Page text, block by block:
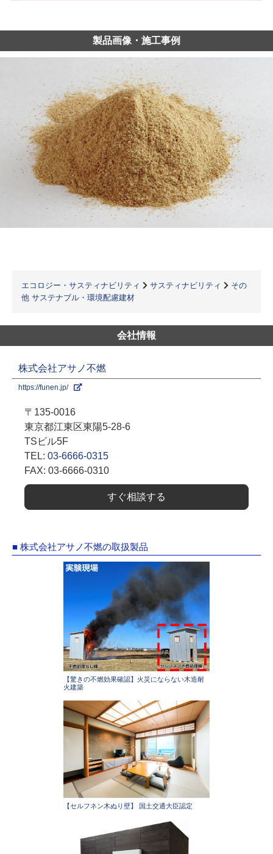
製品画像・施工事例
エコロジー・サスティナビリティ サスティナビリティ
その
他 サステナブル・環境配慮建材
会社情報
株式会社アサノ不燃
https://funen.jp/
〒135-0016
東京都江東区東陽5-28-6
TSビル5F
TEL: 03-6666-0315
FAX: 03-6666-0310
すぐ相談する
■ 株式会社アサノ不燃の取扱製品
【驚きの不燃効果確認】火災にならない木造耐
火建築
【セルフネン木ぬり壁】 国土交通大臣認定